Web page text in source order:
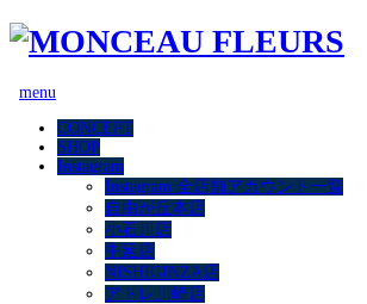
menu
CONCEPT
SHOP
Instagram
Instagram 全店舗アカウント一覧
自由が丘本店
小石川店
中延店
NISHIGINZA店
アトレ川崎店